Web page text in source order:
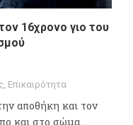
16χρονο γιο του
, Επικαιρότητα
αποθήκη και τον
και στο σώμα...